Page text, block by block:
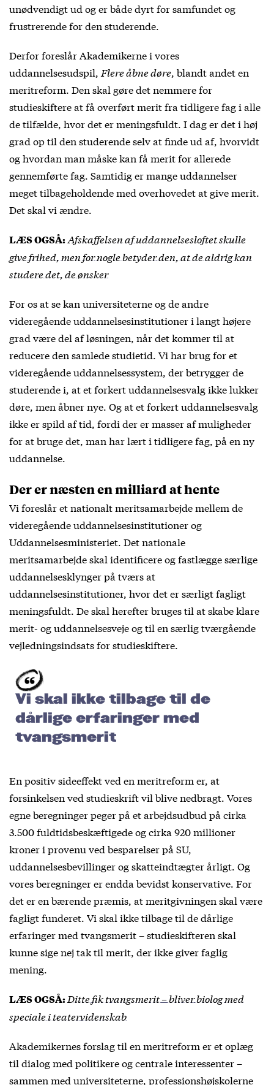
unødvendigt ud og er både dyrt for samfundet og
frustrerende for den studerende.
Derfor foreslår Akademikerne i vores
uddannelsesudspil, Flere åbne døre, blandt andet en
meritreform. Den skal gøre det nemmere for
studieskiftere at få overført merit fra tidligere fag i alle
de tilfælde, hvor det er meningsfuldt. I dag er det i høj
grad op til den studerende selv at finde ud af, hvorvidt
og hvordan man måske kan få merit for allerede
gennemførte fag. Samtidig er mange uddannelser
meget tilbageholdende med overhovedet at give merit.
Det skal vi ændre.
LÆS OGSÅ:Afskaffelsen af uddannelsesloftet skulle
give frihed, men for nogle betyder den, at de aldrig kan
studere det, de ønsker
For os at se kan universiteterne og de andre
videregående uddannelsesinstitutioner i langt højere
grad være del af løsningen, når det kommer til at
reducere den samlede studietid. Vi har brug for et
videregående uddannelsessystem, der betrygger de
studerende i, at et forkert uddannelsesvalg ikke lukker
døre, men åbner nye. Og at et forkert uddannelsesvalg
ikke er spild af tid, fordi der er masser af muligheder
for at bruge det, man har lært i tidligere fag, på en ny
uddannelse.
Der er næsten en milliard at hente
Vi foreslår et nationalt meritsamarbejde mellem de
videregående uddannelsesinstitutioner og
Uddannelsesministeriet. Det nationale
meritsamarbejde skal identificere og fastlægge særlige
uddannelsesklynger på tværs at
uddannelsesinstitutioner, hvor det er særligt fagligt
meningsfuldt. De skal herefter bruges til at skabe klare
merit- og uddannelsesveje og til en særlig tværgående
vejledningsindsats for studieskiftere.
Vi skal ikke tilbage til de
dårlige erfaringer med
tvangsmerit
En positiv sideeffekt ved en meritreform er, at
forsinkelsen ved studieskrift vil blive nedbragt. Vores
egne beregninger peger på et arbejdsudbud på cirka
3.500 fuldtidsbeskæftigede og cirka 920 millioner
kroner i provenu ved besparelser på SU,
uddannelsesbevillinger og skatteindtægter årligt. Og
vores beregninger er endda bevidst konservative. For
det er en bærende præmis, at meritgivningen skal være
fagligt funderet. Vi skal ikke tilbage til de dårlige
erfaringer med tvangsmerit – studieskifteren skal
kunne sige nej tak til merit, der ikke giver faglig
mening.
LÆS OGSÅ:Ditte fik tvangsmerit – bliver biolog med
speciale i teatervidenskab
Akademikernes forslag til en meritreform er et oplæg
til dialog med politikere og centrale interessenter –
sammen med universiteterne, professionshøjskolerne